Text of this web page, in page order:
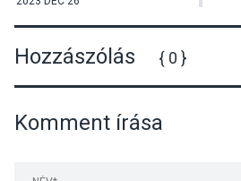
Hozzászólás { 0 }
Komment írása